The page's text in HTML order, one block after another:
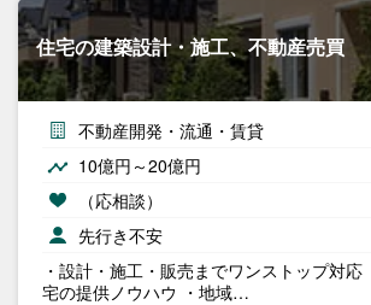
住宅の建築設計・施工、不動産売買
不動産開発・流通・賃貸
10億円～20億円
（応相談）
先行き不安
・設計・施工・販売までワンストップ対応
宅の提供ノウハウ ・地域…